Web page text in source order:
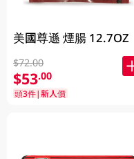
美國尊遜 煙腸 12.7OZ
$72.00
$53.00
頭3件|新人價